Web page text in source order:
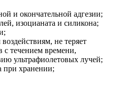
и окончательной адгезии;
изоцианата и силикона;
не теряет
с течением времени,
ультрафиолетовых лучей;
при хранении;